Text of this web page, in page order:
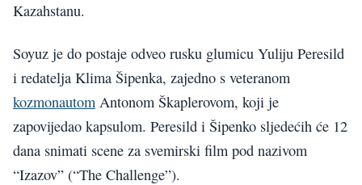
Kazahstanu.
Soyuz je do postaje odveo rusku glumicu Yuliju Peresild
i redatelja Klima Šipenka, zajedno s veteranom
kozmonautom Antonom Škaplerovom, koji je
zapovijedao kapsulom. Peresild i Šipenko sljedećih će 12
dana snimati scene za svemirski film pod nazivom
“Izazov” (“The Challenge”).